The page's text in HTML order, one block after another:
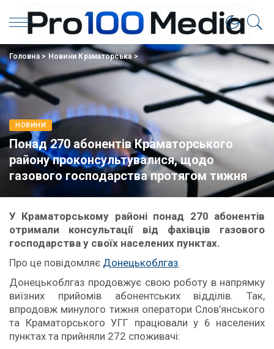
Головна> Новини Краматорська>
НОВИНИ
Понад 270 абонентів Краматорського
району проконсультувалися, щодо
газового господарства протягом тижня
У Краматорському районі понад 270 абонентів
отримали консультації від фахівців газового
господарства у своїх населених пунктах.
Про це повідомляє Донецькоблгаз.
Донецькоблгаз продовжує свою роботу в напрямку
виїзних прийомів абонентських відділів. Так,
впродовж минулого тижня оператори Слов’янського
та Краматорського УГГ працювали у 6 населених
пунктах та прийняли 272 споживачі: